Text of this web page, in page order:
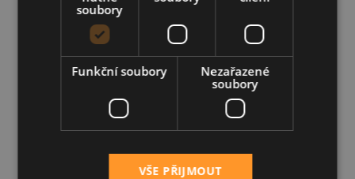
soubory
Funkční soubory
Nezařazené
soubory
VŠE PŘIJMOUT